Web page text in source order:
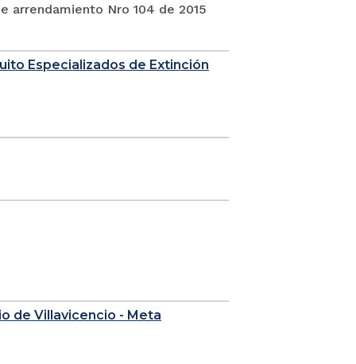
Nro 104 de 2015
Especializados de Extinción
de Villavicencio - Meta